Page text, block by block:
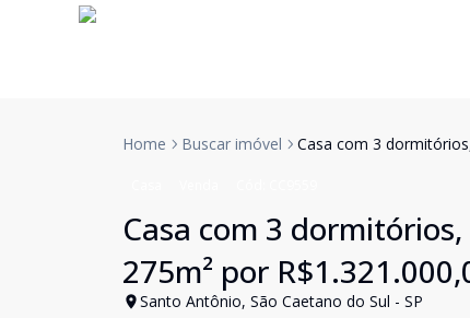
Home Buscar imóvel Casa com 3
Casa com 3
275m² por
Santo Antônio, São Caetano do Sul - SP